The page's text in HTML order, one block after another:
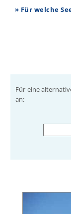
» Für welche
Für eine
an: